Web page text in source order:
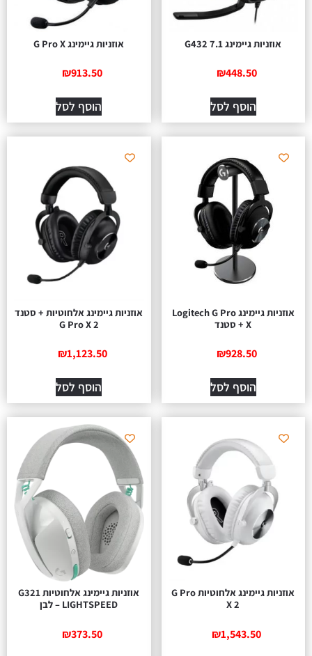
אוזניות גיימינג 7.1 G432
₪448.50
הוסף לסל
אוזניות גיימינג G Pro X
₪913.50
הוסף לסל
אוזניות גיימינג Logitech G Pro
X + סטנד
₪928.50
הוסף לסל
אוזניות גיימינג אלחוטיות + סטנד
G Pro X 2
₪1,123.50
הוסף לסל
אוזניות גיימינג אלחוטיות G Pro
X 2
₪1,543.50
אוזניות גיימינג אלחוטיות G321
LIGHTSPEED – לבן
₪373.50